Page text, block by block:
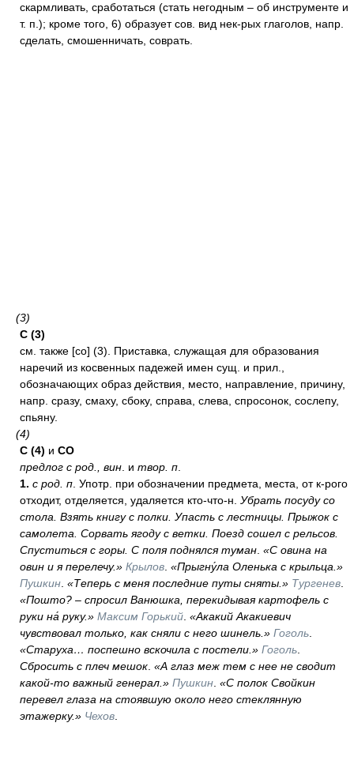
скармливать, сработаться (стать негодным – об инструменте и
т. п.); кроме того, 6) образует сов. вид нек-рых глаголов, напр.
сделать, смошенничать, соврать.
(3)
С (3)
см. также [со] (3). Приставка, служащая для образования
наречий из косвенных падежей имен сущ. и прил.,
обозначающих образ действия, место, направление, причину,
напр. сразу, смаху, сбоку, справа, слева, спросонок, сослепу,
спьяну.
(4)
С (4) и СО
предлог с род., вин . и твор. п
1. с род. п . Употр. при обозначении предмета, места, от к-рого
отходит, отделяется, удаляется кто-что-н. Убрать посуду со
стола. Взять книгу с полки. Упасть с лестницы. Прыжок с
самолета. Сорвать ягоду с ветки. Поезд сошел с рельсов.
Спуститься с горы. С поля поднялся туман «С овина на
овин и я перелечу.» Крылов «Прыгну́ла Оленька с крыльца.»
Пушкин «Теперь с меня последние путы сняты.» Тургенев
«Пошто? – спросил Ванюшка, перекидывая картофель с
руки на́ руку.» Максим Горький «Акакий Акакиевич
чувствовал только, как сняли с него шинель.» Гоголь
«Старуха… поспешно вскочила с постели.» Гоголь
Сбросить с плеч мешок «А глаз меж тем с нее не сводит
какой-то важный генерал.» Пушкин «С полок Свойкин
перевел глаза на стоявшую около него стеклянную
этажерку.» Чехов